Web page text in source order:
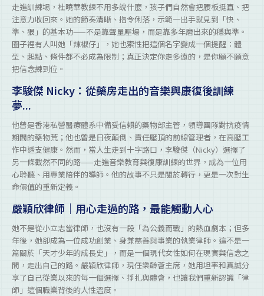
走進訓練場，杜曉華教練不用多說什麼，孩子們自然會把腰板挺直、把
注意力收回來。她的節奏清晰、指令俐落，示範一出手就見到「快、
準、狠」的基本功——不是靠聲量壓場，而是靠多年磨出來的穩與準。
圈子裡有人叫她「辣椒仔」，她也索性把這個名字變成一個提醒：體
型、起點、條件都不必成為限制；真正決定你走多遠的，是你願不願意
把信念練到位。
李駿傑 Nicky：從藥房走出的音樂與康復後訓練
夢...
他曾是香港私營醫療體系中備受信賴的藥物部主管，領導團隊對抗疫情
期間的藥物荒；他也曾是日夜顛倒、責任壓頂的前線管理者，在高壓工
作中透支健康。然而，當人生走到十字路口，李駿傑（Nicky）選擇了
另一條截然不同的路——走進音樂教育與復康訓練的世界，成為一位用
心聆聽、用專業陪伴的導師。他的故事不只是關於轉行，更是一次對生
命價值的重新定義。
嚴穎欣律師｜用心走過的路，最能觸動人心
她不是從小立志當律師，也沒有一段「為公義而戰」的熱血劇本；但多
年後，她卻成為一位成功創業、身兼慈善與事業的執業律師。這不是一
篇關於「天才少年的成長史」，而是一個現代女性如何在現實與信念之
間，走出自己的路。嚴穎欣律師，現任樂齡薈主席，她用坦率和真誠分
享了自己從業以來的每一個選擇、掙扎與體會，也讓我們重新認識「律
師」這個職業背後的人性溫度。